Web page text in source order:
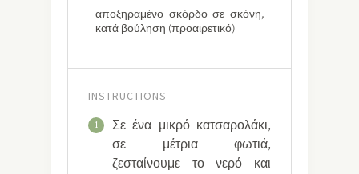
αποξηραμένο σκόρδο σε σκόνη,
κατά βούληση (προαιρετικό)
INSTRUCTIONS
1
Σε ένα μικρό κατσαρολάκι,
σε μέτρια φωτιά,
ζεσταίνουμε το νερό και